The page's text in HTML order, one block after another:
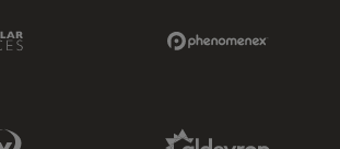
Devices Link
Link